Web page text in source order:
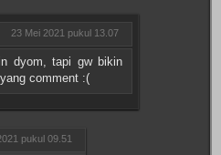
23 Mei 2021 pukul 13.07
dyom, tapi gw bikin
comment :(
pukul 09.51